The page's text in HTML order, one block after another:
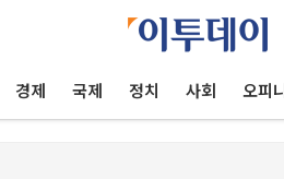
경제 국제 정치 사회 오피